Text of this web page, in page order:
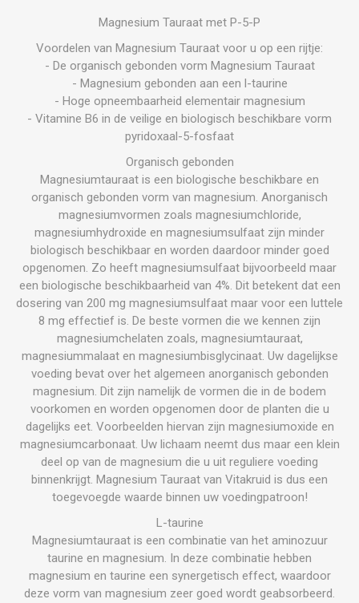
Magnesium Tauraat met P-5-P
Voordelen van Magnesium Tauraat voor u op een rijtje:
- De organisch gebonden vorm Magnesium Tauraat
- Magnesium gebonden aan een l-taurine
- Hoge opneembaarheid elementair magnesium
- Vitamine B6 in de veilige en biologisch beschikbare vorm
pyridoxaal-5-fosfaat
Organisch gebonden
Magnesiumtauraat is een biologische beschikbare en
organisch gebonden vorm van magnesium. Anorganisch
magnesiumvormen zoals magnesiumchloride,
magnesiumhydroxide en magnesiumsulfaat zijn minder
biologisch beschikbaar en worden daardoor minder goed
opgenomen. Zo heeft magnesiumsulfaat bijvoorbeeld maar
een biologische beschikbaarheid van 4%. Dit betekent dat een
dosering van 200 mg magnesiumsulfaat maar voor een luttele
8 mg effectief is. De beste vormen die we kennen zijn
magnesiumchelaten zoals, magnesiumtauraat,
magnesiummalaat en magnesiumbisglycinaat. Uw dagelijkse
voeding bevat over het algemeen anorganisch gebonden
magnesium. Dit zijn namelijk de vormen die in de bodem
voorkomen en worden opgenomen door de planten die u
dagelijks eet. Voorbeelden hiervan zijn magnesiumoxide en
magnesiumcarbonaat. Uw lichaam neemt dus maar een klein
deel op van de magnesium die u uit reguliere voeding
binnenkrijgt. Magnesium Tauraat van Vitakruid is dus een
toegevoegde waarde binnen uw voedingpatroon!
L-taurine
Magnesiumtauraat is een combinatie van het aminozuur
taurine en magnesium. In deze combinatie hebben
magnesium en taurine een synergetisch effect, waardoor
deze vorm van magnesium zeer goed wordt geabsorbeerd.